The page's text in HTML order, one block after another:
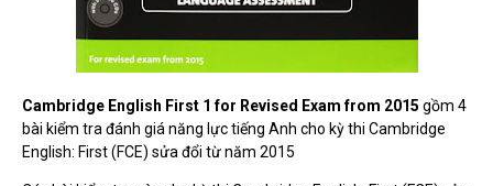
Cambridge English First 1 for Revised Exam from 2015 gồm 4
bài kiểm tra đánh giá năng lực tiếng Anh cho kỳ thi Cambridge
English: First (FCE) sửa đổi từ năm 2015